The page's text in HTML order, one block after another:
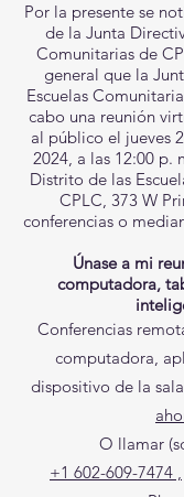
Por la presente se
de la Junta
Comunitarias de
general que la
Escuelas
cabo una reunión
al público el jueves
2024, a las 12:00 p.
Distrito de las
CPLC, 373 W
conferencias o
Únase a mi
computadora,
Conferencias
computadora,
dispositivo de la sala
O llamar
+1 602-609-7474 ,